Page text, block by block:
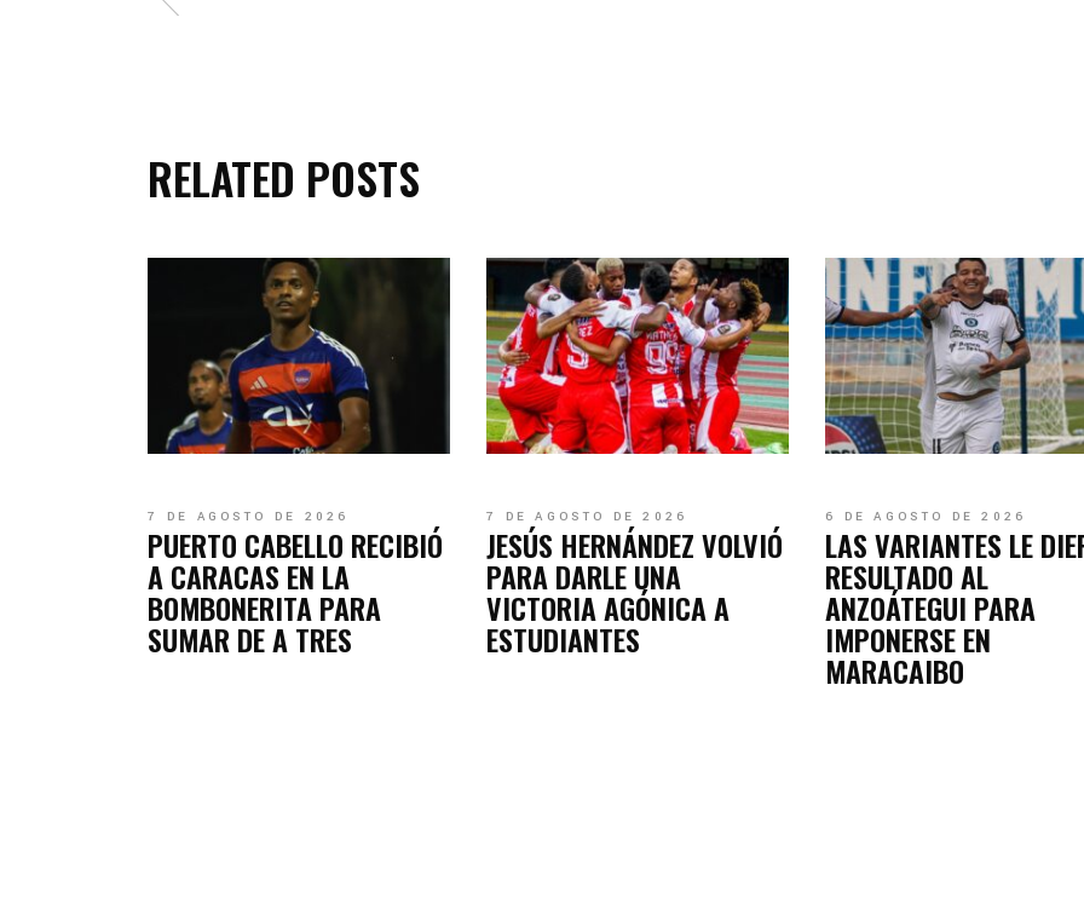
RELATED POSTS
7 DE AGOSTO DE 2026
PUERTO CABELLO RECIBIÓ
A CARACAS EN LA
BOMBONERITA PARA
SUMAR DE A TRES
7 DE AGOSTO DE 2026
JESÚS HERNÁNDEZ VOLVIÓ
PARA DARLE UNA
VICTORIA AGÓNICA A
ESTUDIANTES
6 DE AGOSTO DE 2026
LAS VARIANTES LE
RESULTADO AL
ANZOÁTEGUI PARA
IMPONERSE EN
MARACAIBO